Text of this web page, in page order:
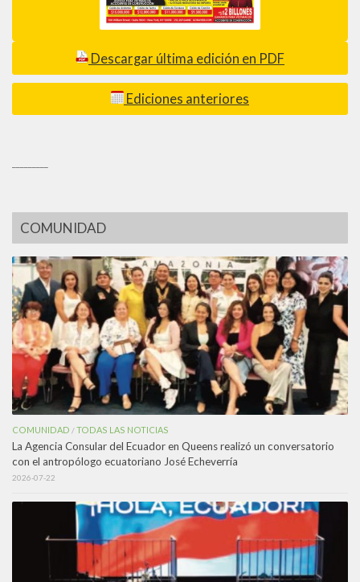
Descargar última edición en PDF
Ediciones anteriores
COMUNIDAD
COMUNIDAD /TODAS LAS NOTICIAS
La Agencia Consular del Ecuador en Queens realizó un conversatorio
con el antropólogo ecuatoriano José Echeverría
2026-07-22